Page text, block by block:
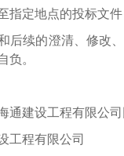
指定地点的投标文件
后续的澄清、修改
负。
通建设工程有限公
工程有限公司